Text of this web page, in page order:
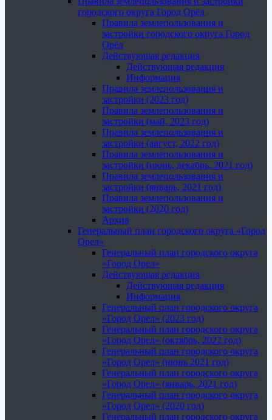
городского округа Город Орёл
Правила землепользования и
застройки городского округа Город
Орёл
Действующая редакция
Действующая редакция
Информация
Правила землепользования и
застройки (2023 год)
Правила землепользования и
застройки (май, 2023 год)
Правила землепользования и
застройки (август, 2022 год)
Правила землепользования и
застройки (июнь, декабрь, 2021 год)
Правила землепользования и
застройки (январь, 2021 год)
Правила землепользования и
застройки (2020 год)
Архив
Генеральный план городского округа «Город
Орел»
Генеральный план городского округа
«Город Орел»
Действующая редакция
Действующая редакция
Информация
Генеральный план городского округа
«Город Орел» (2023 год)
Генеральный план городского округа
«Город Орел» (октябрь, 2022 год)
Генеральный план городского округа
«Город Орел» (июнь 2021 год)
Генеральный план городского округа
«Город Орел» (январь, 2021 год)
Генеральный план городского округа
«Город Орел» (2020 год)
Генеральный план городского округа